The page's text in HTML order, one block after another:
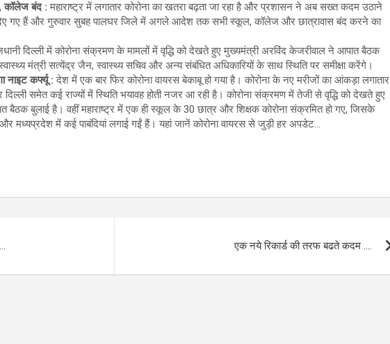
कॉलेज बंद :महाराष्ट्र में लगातार कोरोना का खतरा बढ़ता जा रहा है और प्रशासन ने अब सख्त कदम उठाने
गए हैं और गुरुवार सुबह पालघर जिले में अगले आदेश तक सभी स्कूल, कॉलेज और छात्रावास बंद करने का
दिल्ली में कोरोना संक्रमण के मामलों में वृद्धि को देखते हुए मुख्यमंत्री अरविंद केजरीवाल ने आपात बैठक
मंत्री सत्येंद्र जैन, स्वास्थ्य सचिव और अन्य संबंधित अधिकारियों के साथ स्थिति पर समीक्षा करेंगे।
नाइट कर्फ्यू :देश में एक बार फिर कोरोना वायरस बेकाबू हो गया है। कोरोना के नए मरीजों का आंकड़ा लगातार
समेत कई राज्यों में स्थिति भयावह होती नजर आ रही है। कोरोना संक्रमण में तेजी से वृद्धि को देखते हुए
बैठक बुलाई है। वहीं महाराष्ट्र में एक ही स्कूल के 30 छात्र और शिक्षक कोरोना संक्रमित हो गए, जिसके
मध्यप्रदेश में कई पाबंदियां लगाई गईं हैं। यहां जानें कोरोना वायरस से जुड़ी हर अपडेट…
एक नये रिकार्ड की तरफ बढते कदम ….